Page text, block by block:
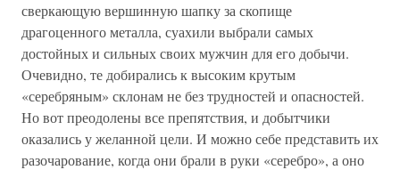
сверкающую вершинную шапку за скопище
драгоценного металла, суахили выбрали самых
достойных и сильных своих мужчин для его добычи.
Очевидно, те добирались к высоким крутым
«серебряным» склонам не без трудностей и опасностей.
Но вот преодолены все препятствия, и добытчики
оказались у желанной цели. И можно себе представить их
разочарование, когда они брали в руки «серебро», а оно